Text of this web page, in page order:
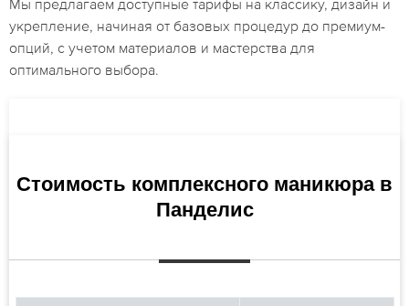
Мы предлагаем доступные тарифы на классику, дизайн и
укрепление, начиная от базовых процедур до премиум-
опций, с учетом материалов и мастерства для
оптимального выбора.
Стоимость комплексного маникюра в
Панделис